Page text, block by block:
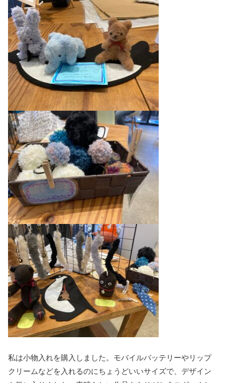
私は小物入れを購入しました。モバイルバッテリーやリップ
クリームなどを入れるのにちょうどいいサイズで、デザイン